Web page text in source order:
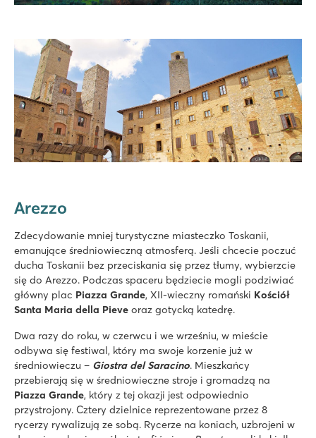
Arezzo
Zdecydowanie mniej turystyczne miasteczko Toskanii,
emanujące średniowieczną atmosferą. Jeśli chcecie poczuć
ducha Toskanii bez przeciskania się przez tłumy, wybierzcie
się do Arezzo. Podczas spaceru będziecie mogli podziwiać
główny plac Piazza Grande, XII-wieczny romański Kościół
Santa Maria della Pieve oraz gotycką katedrę.
Dwa razy do roku, w czerwcu i we wrześniu, w mieście
odbywa się festiwal, który ma swoje korzenie już w
średniowieczu – Giostra del Saracino. Mieszkańcy
przebierają się w średniowieczne stroje i gromadzą na
Piazza Grande, który z tej okazji jest odpowiednio
przystrojony. Cztery dzielnice reprezentowane przez 8
rycerzy rywalizują ze sobą. Rycerze na koniach, uzbrojeni w